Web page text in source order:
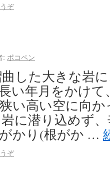
ぞ
: ポコペン
した大きな岩に
い年月をかけ
い高い空に向
に潜り込めず、
かり(根がか …
ぞ